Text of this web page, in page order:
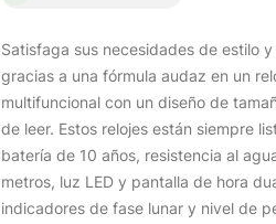
Satisfaga sus necesidades de estilo
gracias a una fórmula audaz en un
multifuncional con un diseño de
de leer. Estos relojes están siempre
batería de 10 años, resistencia al
metros, luz LED y pantalla de hora
indicadores de fase lunar y nivel de